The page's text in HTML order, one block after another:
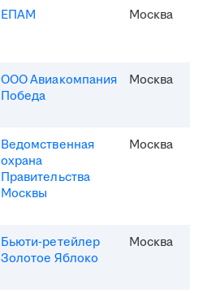
ЕПАМ Москва
ООО Авиакомпания
Победа
Москва
Ведомственная
охрана
Правительства
Москвы
Москва
Бьюти-ретейлер
Золотое Яблоко
Москва